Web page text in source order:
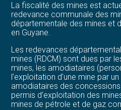
La fiscalité des mines est
redevance communale des
départementale des mines et
en Guyane.
Les redevances
mines (RDCM) sont dues par
mines, les amodiataires
l’exploitation d’une mine par
amodiataires des
permis d’exploitation des
mines de pétrole et de gaz